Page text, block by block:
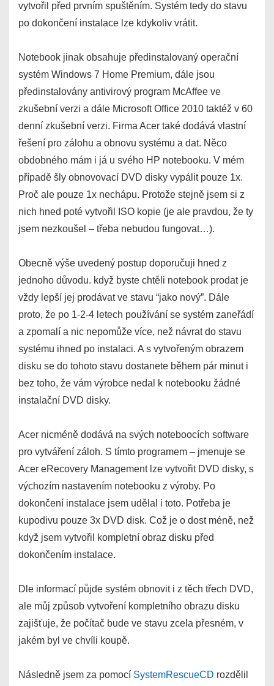
vytvořil před prvním spuštěním. Systém tedy do stavu
po dokončení instalace lze kdykoliv vrátit.
Notebook jinak obsahuje předinstalovaný operační
systém Windows 7 Home Premium, dále jsou
předinstalovány antivirový program McAffee ve
zkušební verzi a dále Microsoft Office 2010 taktéž v 60
denní zkušební verzi. Firma Acer také dodává vlastní
řešení pro zálohu a obnovu systému a dat. Něco
obdobného mám i já u svého HP notebooku. V mém
případě šly obnovovací DVD disky vypálit pouze 1x.
Proč ale pouze 1x nechápu. Protože stejně jsem si z
nich hned poté vytvořil ISO kopie (je ale pravdou, že ty
jsem nezkoušel – třeba nebudou fungovat…).
Obecně výše uvedený postup doporučuji hned z
jednoho důvodu. když byste chtěli notebook prodat je
vždy lepší jej prodávat ve stavu “jako nový”. Dále
proto, že po 1-2-4 letech používání se systém zaneřádí
a zpomalí a nic nepomůže více, než návrat do stavu
systému ihned po instalaci. A s vytvořeným obrazem
disku se do tohoto stavu dostanete během pár minut i
bez toho, že vám výrobce nedal k notebooku žádné
instalační DVD disky.
Acer nicméně dodává na svých noteboocích software
pro vytváření záloh. S tímto programem – jmenuje se
Acer eRecovery Management lze vytvořit DVD disky, s
výchozím nastavením notebooku z výroby. Po
dokončení instalace jsem udělal i toto. Potřeba je
kupodivu pouze 3x DVD disk. Což je o dost méně, než
když jsem vytvořil kompletní obraz disku před
dokončením instalace.
Dle informací půjde systém obnovit i z těch třech DVD,
ale můj způsob vytvoření kompletního obrazu disku
zajišťuje, že počítač bude ve stavu zcela přesném, v
jakém byl ve chvíli koupě.
Následně jsem za pomocí SystemRescueCD rozdělil